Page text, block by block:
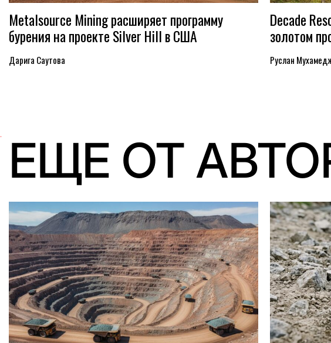
Metalsource Mining расширяет программу
бурения на проекте Silver Hill в США
Дарига Саутова
Decade
золотом
Руслан
ЕЩЕ ОТ